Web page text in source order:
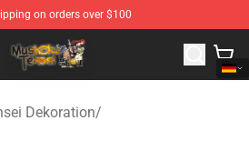
on orders over $100
- Official Mushoku Tensei
Dekoration/